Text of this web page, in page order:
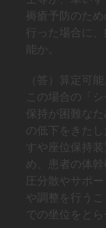
褥瘡予防のた
行った場合に
能か。
（答）算定可能
この場合の「
保持が困難な
の低下をきた
すや座位保持
め、患者の体
圧分散やサポ
や調整を行う
での坐位をと